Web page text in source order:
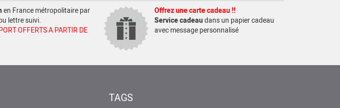
en France métropolitaire par
lettre suivi.
OFFERTS A PARTIR DE
Offrez une carte cadeau !!
Service cadeaudans un papier cadeau
avec message personnalisé
TAGS